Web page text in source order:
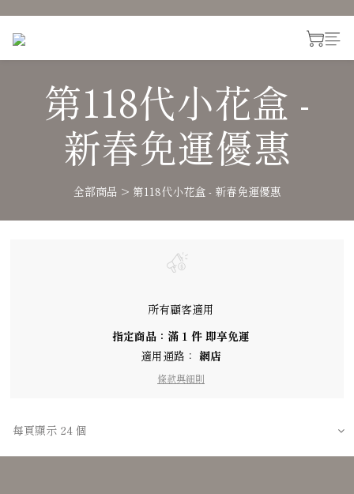
第118代小花盒 -
新春免運優惠
全部商品 > 第118代小花盒 - 新春免運優惠
所有顧客適用
指定商品：滿 1 件 即享免運
適用通路： 網店
條款與細則
每頁顯示 24 個